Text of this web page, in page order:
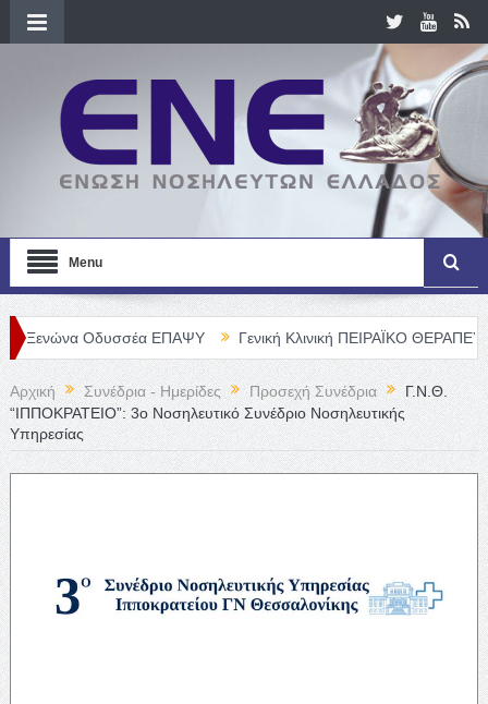
Menu
Οδυσσέα ΕΠΑΨΥ Γενική Κλινική ΠΕΙΡΑΪΚΟ ΘΕΡΑΠΕΥΤΗΡΙΟ Α.
Αρχική Συνέδρια - Ημερίδες Προσεχή Συνέδρια
Γ.Ν.Θ.
“ΙΠΠΟΚΡΑΤΕΙΟ”: 3ο Νοσηλευτικό Συνέδριο Νοσηλευτικής
Υπηρεσίας